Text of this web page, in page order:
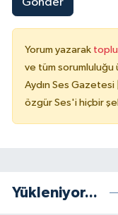
Yorum yazarak
ve tüm sorumluluğu
Aydın Ses Gazetesi
özgür Ses'i hiçbir
Yükleniyor...